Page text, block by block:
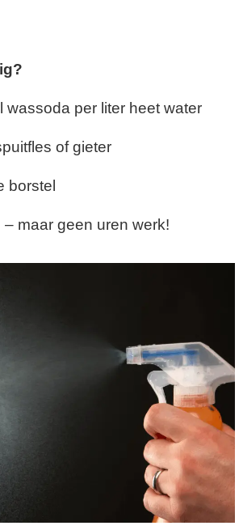
wassoda per liter heet water
of gieter
borstel
– maar geen uren werk!